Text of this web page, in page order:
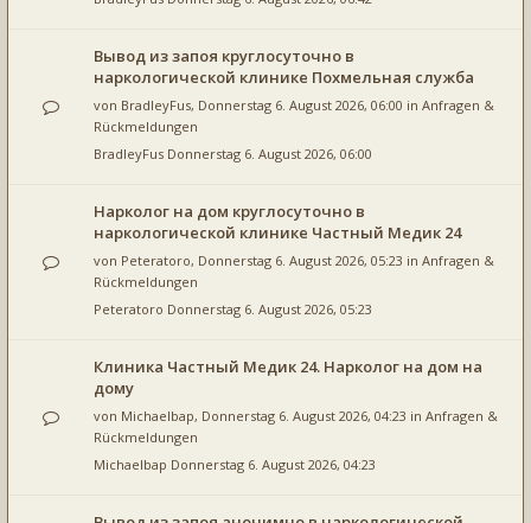
Вывод из запоя круглосуточно в
наркологической клинике Похмельная служба
von BradleyFus, Donnerstag 6. August 2026, 06:00 in Anfragen &
Rückmeldungen
BradleyFus Donnerstag 6. August 2026, 06:00
Нарколог на дом круглосуточно в
наркологической клинике Частный Медик 24
von Peteratoro, Donnerstag 6. August 2026, 05:23 in Anfragen &
Rückmeldungen
Peteratoro Donnerstag 6. August 2026, 05:23
Клиника Частный Медик 24. Нарколог на дом на
дому
von Michaelbap, Donnerstag 6. August 2026, 04:23 in Anfragen &
Rückmeldungen
Michaelbap Donnerstag 6. August 2026, 04:23